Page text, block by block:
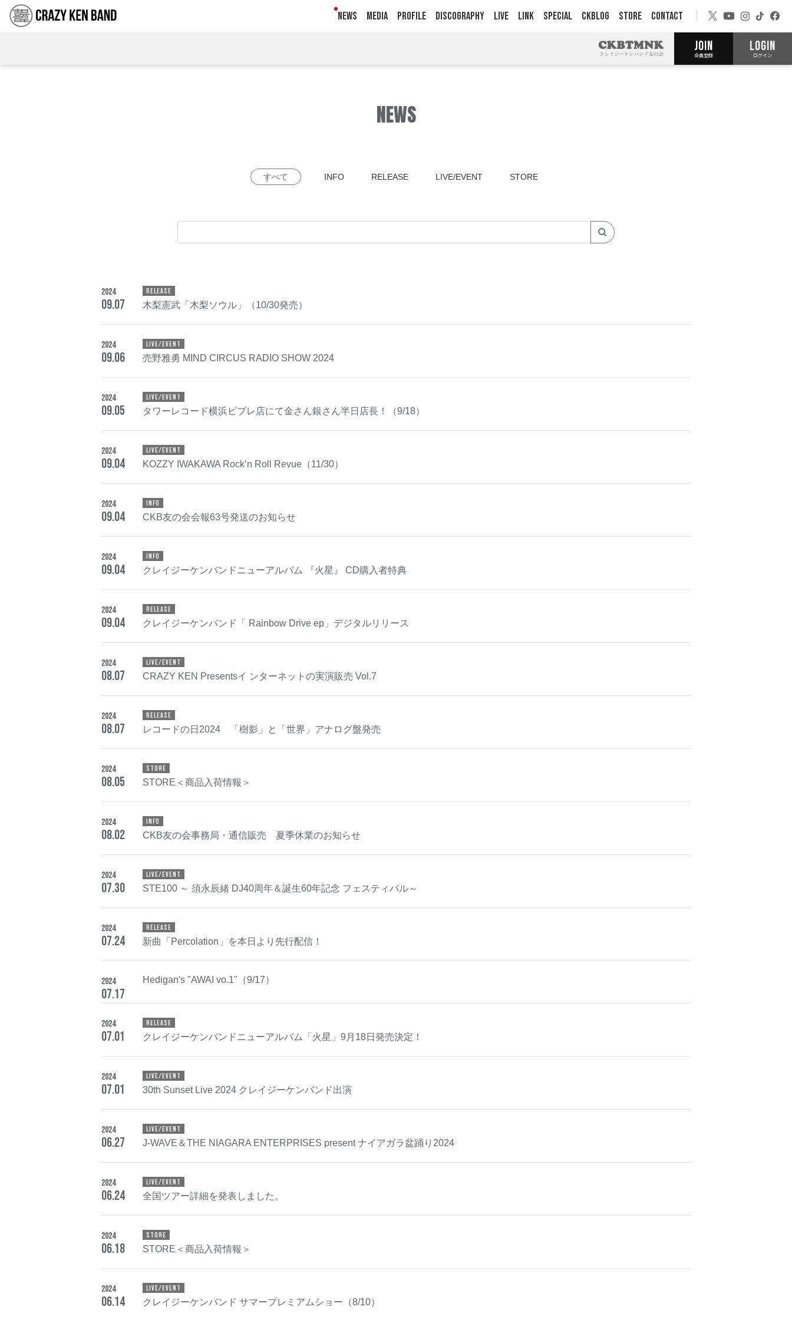
NEWS MEDIA PROFILE DISCOGRAPHY LIVE LINK SPECIAL CKBLOG STORE CONTACT
JOIN
会員登録
LOGIN
ログイン
NEWS
すべて INFO RELEASE LIVE/EVENT STORE
2024
09.07
RELEASE
木梨憲武「木梨ソウル」（10/30発売）
2024
09.06
LIVE/EVENT
売野雅勇 MIND CIRCUS RADIO SHOW 2024
2024
09.05
LIVE/EVENT
タワーレコード横浜ビブレ店にて金さん銀さん半日店長！（9/18）
2024
09.04
LIVE/EVENT
KOZZY IWAKAWA Rockʼn Roll Revue（11/30）
2024
09.04
INFO
CKB友の会会報63号発送のお知らせ
2024
09.04
INFO
クレイジーケンバンドニューアルバム 『火星』 CD購入者特典
2024
09.04
RELEASE
クレイジーケンバンド「 Rainbow Drive ep」デジタルリリース
2024
08.07
LIVE/EVENT
CRAZY KEN Presentsイ ンターネットの実演販売 Vol.7
2024
08.07
RELEASE
レコードの日2024 「樹影」と「世界」アナログ盤発売
2024
08.05
STORE
STORE＜商品入荷情報＞
2024
08.02
INFO
CKB友の会事務局・通信販売 夏季休業のお知らせ
2024
07.30
LIVE/EVENT
STE100 ～ 須永辰緒 DJ40周年＆誕生60年記念 フェスティバル～
2024
07.24
RELEASE
新曲「Percolation」を本日より先行配信！
2024
07.17
Hedigan's "AWAI vo.1"（9/17）
2024
07.01
RELEASE
クレイジーケンバンドニューアルバム「火星」9月18日発売決定！
2024
07.01
LIVE/EVENT
30th Sunset Live 2024 クレイジーケンバンド出演
2024
06.27
LIVE/EVENT
J-WAVE＆THE NIAGARA ENTERPRISES present ナイアガラ盆踊り2024
2024
06.24
LIVE/EVENT
全国ツアー詳細を発表しました。
2024
06.18
STORE
STORE＜商品入荷情報＞
2024
06.14
LIVE/EVENT
クレイジーケンバンド サマープレミアムショー（8/10）